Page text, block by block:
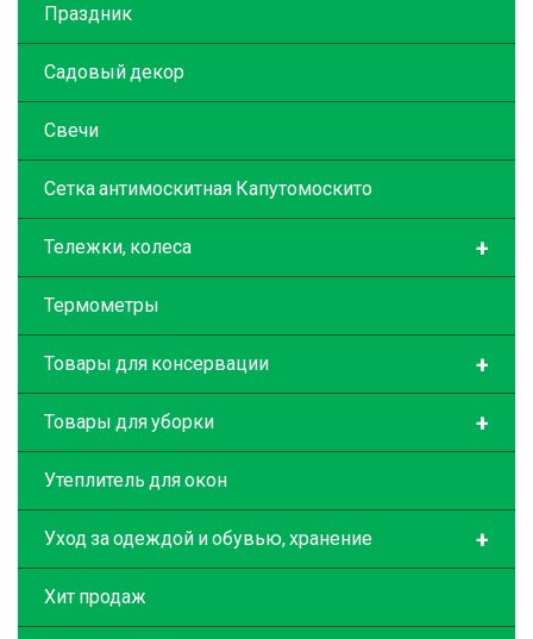
Праздник
Садовый декор
Свечи
Сетка антимоскитная Капутомоскито
+
Тележки, колеса
Термометры
+
Товары для консервации
+
Товары для уборки
Утеплитель для окон
+
Уход за одеждой и обувью, хранение
Хит продаж